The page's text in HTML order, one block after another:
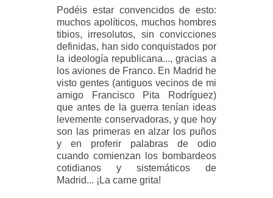
Podéis estar convencidos de esto:
muchos apolíticos, muchos hombres
tibios, irresolutos, sin convicciones
definidas, han sido conquistados por
la ideología republicana..., gracias a
los aviones de Franco. En Madrid he
visto gentes (antiguos vecinos de mi
amigo Francisco Pita Rodríguez)
que antes de la guerra tenían ideas
levemente conservadoras, y que hoy
son las primeras en alzar los puños
y en proferir palabras de odio
cuando comienzan los bombardeos
cotidianos y sistemáticos de
Madrid... ¡La carne grita!